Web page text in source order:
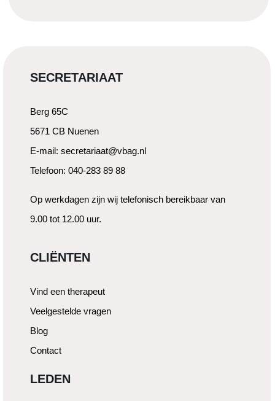
SECRETARIAAT
Berg 65C
5671 CB Nuenen
E-mail: secretariaat@vbag.nl
Telefoon: 040-283 89 88
Op werkdagen zijn wij telefonisch bereikbaar van
9.00 tot 12.00 uur.
CLIËNTEN
Vind een therapeut
Veelgestelde vragen
Blog
Contact
LEDEN